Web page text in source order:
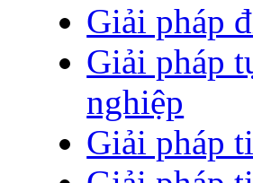
Giải pháp
Giải pháp
nghiệp
Giải pháp